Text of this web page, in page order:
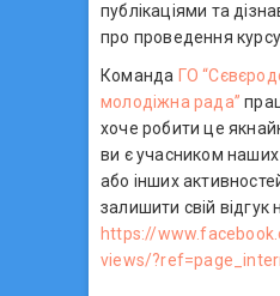
публікаціями та
про проведення
Команда ГО
молодіжна рада”
хоче робити це
ви є учасником наших
або інших
залишити свій
https://
views/